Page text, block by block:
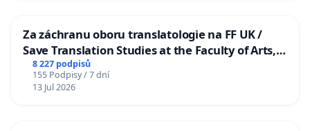
Za záchranu oboru translatologie na FF UK /
Save Translation Studies at the Faculty of Arts,
Charles University
8 227 podpisů
155 Podpisy / 7 dní
13 Jul 2026